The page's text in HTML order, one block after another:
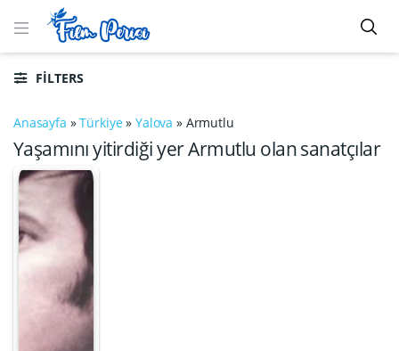
FILTERS
Anasayfa »Türkiye»Yalova » Armutlu
Yaşamını yitirdiği yer Armutlu olan sanatçılar